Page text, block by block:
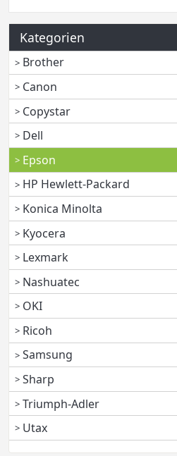
Kategorien
Brother
Canon
Copystar
Dell
Epson
HP Hewlett-Packard
Konica Minolta
Kyocera
Lexmark
Nashuatec
OKI
Ricoh
Samsung
Sharp
Triumph-Adler
Utax